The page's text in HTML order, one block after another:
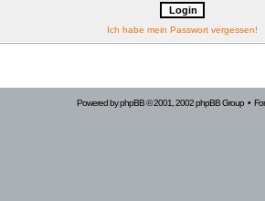
Ich habe mein Passwort vergessen!
Powered byphpBB© 2001, 2002 phpBB Group •